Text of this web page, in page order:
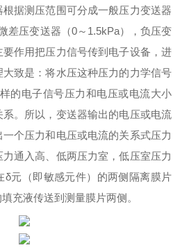
据测压范围可分成一般压力变送器
差压变送器（0～ 1.5kPa），负压变
要作用把压力信号传到电子设备，进
致是：将水压这种压力的力学信号
的电子信号压力和电压或电流大小
。所以，变送器输出的电压或电流
个压力和电压或电流的关系式压力
通入高、低两压力室，低压室压力
δ元（即敏感元件）的两侧隔离膜片
充液传送到测量膜片两侧。